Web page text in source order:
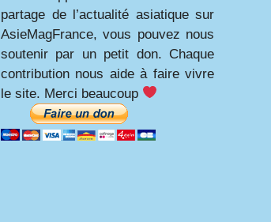
partage de l’actualité asiatique sur
AsieMagFrance, vous pouvez nous
soutenir par un petit don. Chaque
contribution nous aide à faire vivre
le site. Merci beaucoup